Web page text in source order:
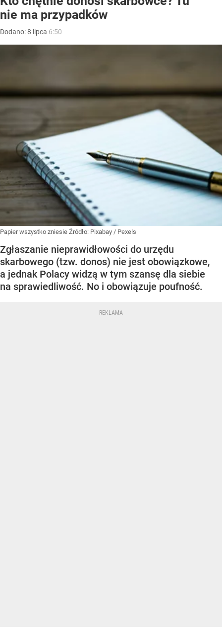
nie ma przypadków
Dodano:8 lipca 6:50
Papier wszystko zniesie Źródło: Pixabay / Pexels
Zgłaszanie nieprawidłowości do urzędu
skarbowego (tzw. donos) nie jest obowiązkowe,
a jednak Polacy widzą w tym szansę dla siebie
na sprawiedliwość. No i obowiązuje poufność.